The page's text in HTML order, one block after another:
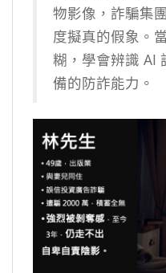
物影像，詐騙集
度擬真的假象。
糊，學會辨識 AI
備的防詐能力。